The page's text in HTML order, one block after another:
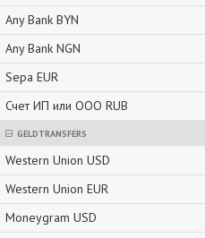
Any Bank BYN
Any Bank NGN
Sepa EUR
Счет ИП или ООО RUB
GELDTRANSFERS
Western Union USD
Western Union EUR
Moneygram USD